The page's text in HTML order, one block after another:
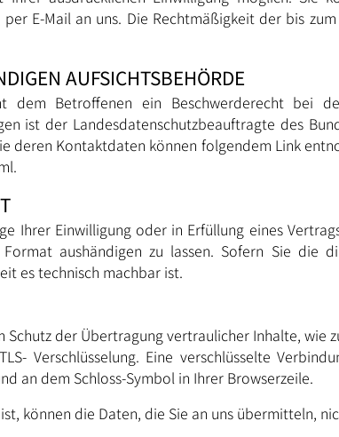
E-Mail an uns. Die Rechtmäßigkeit der bis
AUFSICHTSBEHÖRDE
dem Betroffenen ein Beschwerderecht bei
ist der Landesdatenschutzbeauftragte des
deren Kontaktdaten können folgendem Link
.
Ihrer Einwilligung oder in Erfüllung eines
aushändigen zu lassen. Sofern Sie die
es technisch machbar ist.
der Übertragung vertraulicher Inhalte, wie
Verschlüsselung. Eine verschlüsselte
an dem Schloss-Symbol in Ihrer Browserzeile.
können die Daten, die Sie an uns übermitteln,